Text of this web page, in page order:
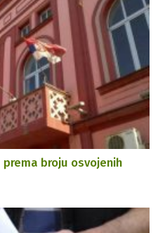
broju osvojenih